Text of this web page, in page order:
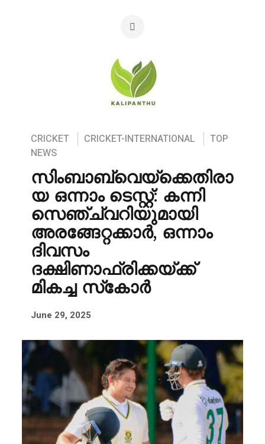
CRICKET CRICKET-INTERNATIONAL
TOP
NEWS
സിംബാബ്‌വെയ്‌ക്കെതിരാ
യ ഒന്നാം ടെസ്റ്റ്: കന്നി
സെഞ്ച്വറിയുമായി
അരങ്ങേറ്റക്കാർ, ഒന്നാം
ദിവസം
ദക്ഷിണാഫ്രിക്കയ്ക്ക്
മികച്ച സ്‌കോർ
June 29, 2025